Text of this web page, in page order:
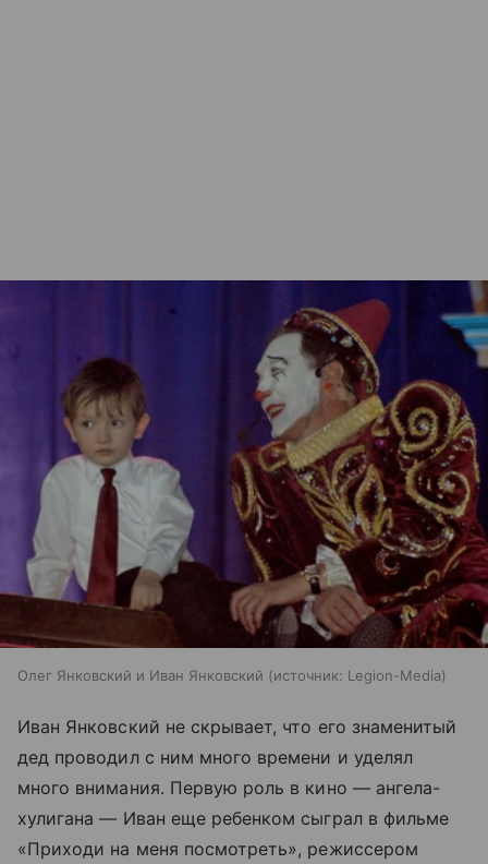
Олег Янковский и Иван Янковский источник: Legion-Media
Иван Янковский не скрывает, что его знаменитый
дед проводил с ним много времени и уделял
много внимания. Первую роль в кино — ангела-
хулигана — Иван еще ребенком сыграл в фильме
«Приходи на меня посмотреть», режиссером